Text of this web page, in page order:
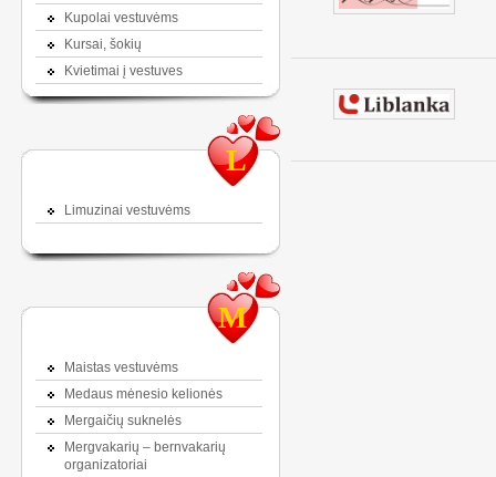
Kupolai vestuvėms
Kursai, šokių
Kvietimai į vestuves
L
Limuzinai vestuvėms
M
Maistas vestuvėms
Medaus mėnesio kelionės
Mergaičių suknelės
Mergvakarių – bernvakarių
organizatoriai